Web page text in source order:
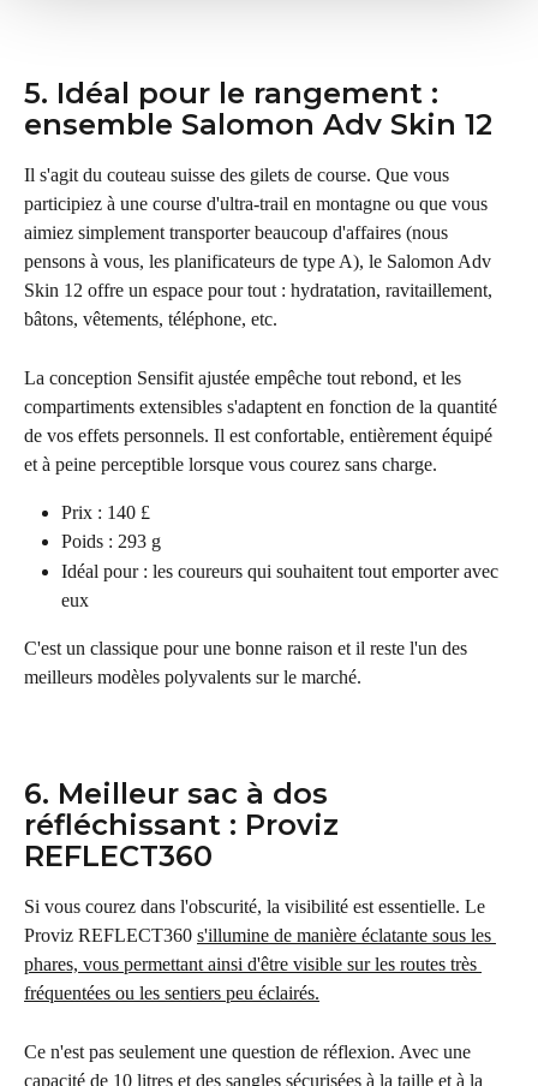
5. Idéal pour le rangement :
ensemble Salomon Adv Skin 12
Il s'agit du couteau suisse des gilets de course. Que vous
participiez à une course d'ultra-trail en montagne ou que vous
aimiez simplement transporter beaucoup d'affaires (nous
pensons à vous, les planificateurs de type A), le Salomon Adv
Skin 12 offre un espace pour tout : hydratation, ravitaillement,
bâtons, vêtements, téléphone, etc.
La conception Sensifit ajustée empêche tout rebond, et les
compartiments extensibles s'adaptent en fonction de la quantité
de vos effets personnels. Il est confortable, entièrement équipé
et à peine perceptible lorsque vous courez sans charge.
Prix : 140 £
Poids : 293 g
Idéal pour : les coureurs qui souhaitent tout emporter avec
eux
C'est un classique pour une bonne raison et il reste l'un des
meilleurs modèles polyvalents sur le marché.
6. Meilleur sac à dos
réfléchissant : Proviz
REFLECT360
Si vous courez dans l'obscurité, la visibilité est essentielle. Le
Proviz REFLECT360 s'illumine de manière éclatante sous les
phares, vous permettant ainsi d'être visible sur les routes très
fréquentées ou les sentiers peu éclairés.
Ce n'est pas seulement une question de réflexion. Avec une
capacité de 10 litres et des sangles sécurisées à la taille et à la